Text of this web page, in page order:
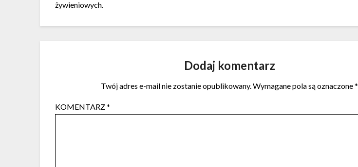
żywieniowych.
Dodaj komentarz
Twój adres e-mail nie zostanie opublikowany. Wymagane pola są oznaczone*
KOMENTARZ*